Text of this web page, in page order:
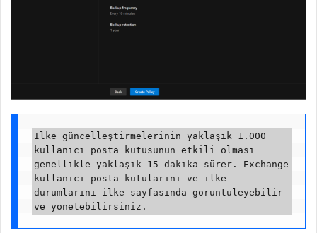
İlke güncelleştirmelerinin yaklaşık 1.000
kullanıcı posta kutusunun etkili olması
genellikle yaklaşık 15 dakika sürer. Exchange
kullanıcı posta kutularını ve ilke
durumlarını ilke sayfasında görüntüleyebilir